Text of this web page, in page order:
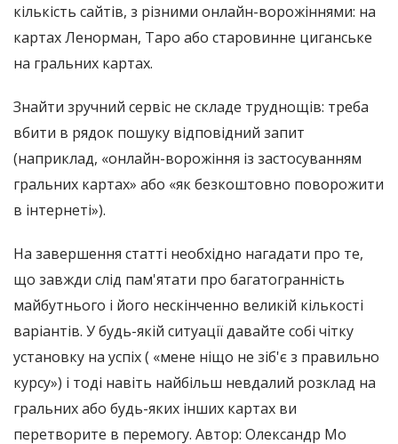
кількість сайтів, з різними онлайн-ворожіннями: на
картах Ленорман, Таро або старовинне циганське
на гральних картах.
Знайти зручний сервіс не складе труднощів: треба
вбити в рядок пошуку відповідний запит
(наприклад, «онлайн-ворожіння із застосуванням
гральних картах» або «як безкоштовно поворожити
в інтернеті»).
На завершення статті необхідно нагадати про те,
що завжди слід пам'ятати про багатогранність
майбутнього і його нескінченно великій кількості
варіантів. У будь-якій ситуації давайте собі чітку
установку на успіх ( «мене ніщо не зіб'є з правильно
курсу») і тоді навіть найбільш невдалий розклад на
гральних або будь-яких інших картах ви
перетворите в перемогу. Автор: Олександр Мо